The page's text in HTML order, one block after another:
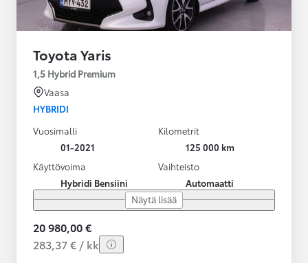
Toyota Yaris
1,5 Hybrid Premium
Vaasa
HYBRIDI
Vuosimalli
01-2021
Kilometrit
125 000 km
Käyttövoima
Hybridi Bensiini
Vaihteisto
Automaatti
Näytä lisää
20 980,00 €
283,37 € / kk